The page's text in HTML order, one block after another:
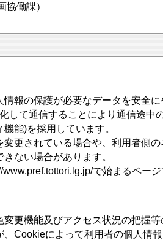
協働課）
報の保護が必要なデータを安全に
して通信することにより通信途中
能)を採用しています。
更されている場合や、利用者側の
ない場合があります。
で始まるページ
更機能及びアクセス状況の把握
Cookieによって利用者の個人情報